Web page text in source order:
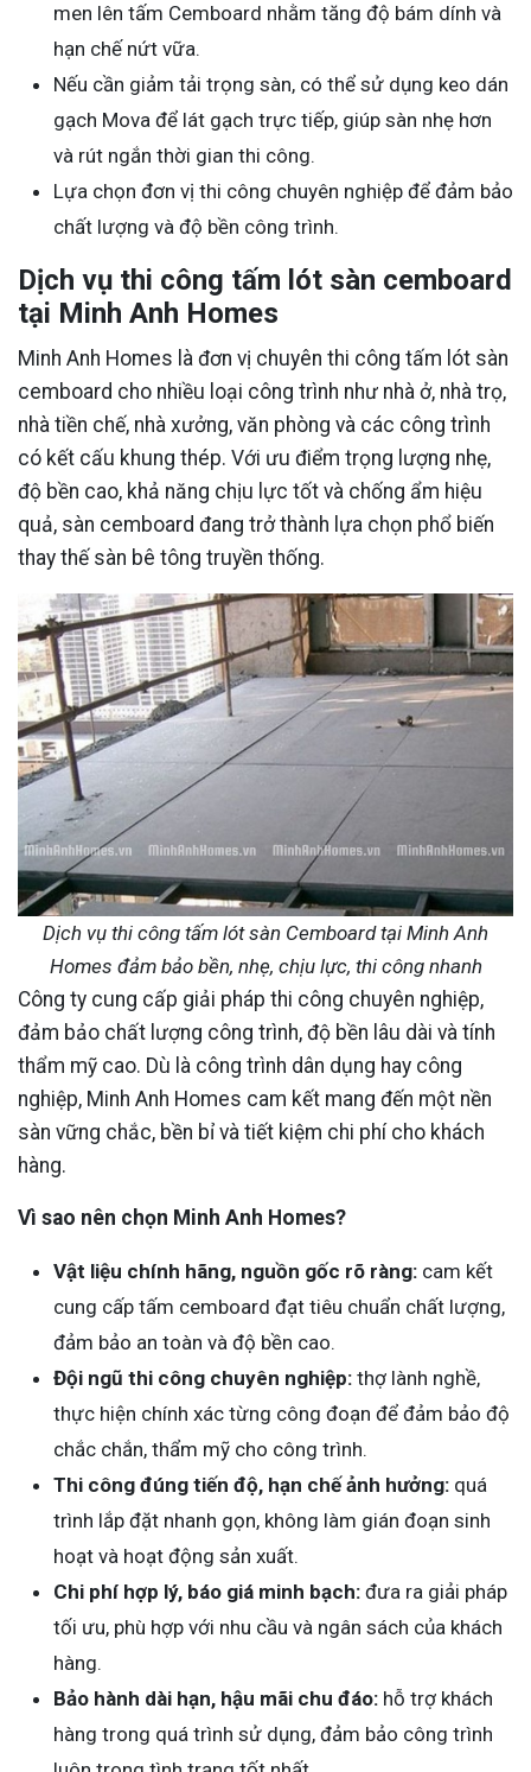
men lên tấm Cemboard nhằm tăng độ bám dính và
hạn chế nứt vữa.
Nếu cần giảm tải trọng sàn, có thể sử dụng keo dán
gạch Mova để lát gạch trực tiếp, giúp sàn nhẹ hơn
và rút ngắn thời gian thi công.
Lựa chọn đơn vị thi công chuyên nghiệp để đảm bảo
chất lượng và độ bền công trình.
Dịch vụ thi công tấm lót sàn cemboard
tại Minh Anh Homes
Minh Anh Homes là đơn vị chuyên thi công tấm lót sàn
cemboard cho nhiều loại công trình như nhà ở, nhà trọ,
nhà tiền chế, nhà xưởng, văn phòng và các công trình
có kết cấu khung thép. Với ưu điểm trọng lượng nhẹ,
độ bền cao, khả năng chịu lực tốt và chống ẩm hiệu
quả, sàn cemboard đang trở thành lựa chọn phổ biến
thay thế sàn bê tông truyền thống.
Dịch vụ thi công tấm lót sàn Cemboard tại Minh Anh
Homes đảm bảo bền, nhẹ, chịu lực, thi công nhanh
Công ty cung cấp giải pháp thi công chuyên nghiệp,
đảm bảo chất lượng công trình, độ bền lâu dài và tính
thẩm mỹ cao. Dù là công trình dân dụng hay công
nghiệp, Minh Anh Homes cam kết mang đến một nền
sàn vững chắc, bền bỉ và tiết kiệm chi phí cho khách
hàng.
Vì sao nên chọn Minh Anh Homes?
Vật liệu chính hãng, nguồn gốc rõ ràng: cam kết
cung cấp tấm cemboard đạt tiêu chuẩn chất lượng,
đảm bảo an toàn và độ bền cao.
Đội ngũ thi công chuyên nghiệp: thợ lành nghề,
thực hiện chính xác từng công đoạn để đảm bảo độ
chắc chắn, thẩm mỹ cho công trình.
Thi công đúng tiến độ, hạn chế ảnh hưởng: quá
trình lắp đặt nhanh gọn, không làm gián đoạn sinh
hoạt và hoạt động sản xuất.
Chi phí hợp lý, báo giá minh bạch: đưa ra giải pháp
tối ưu, phù hợp với nhu cầu và ngân sách của khách
hàng.
Bảo hành dài hạn, hậu mãi chu đáo: hỗ trợ khách
hàng trong quá trình sử dụng, đảm bảo công trình